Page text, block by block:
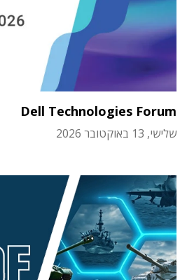
Dell Technologies Forum
שלישי, 13 באוקטובר 2026